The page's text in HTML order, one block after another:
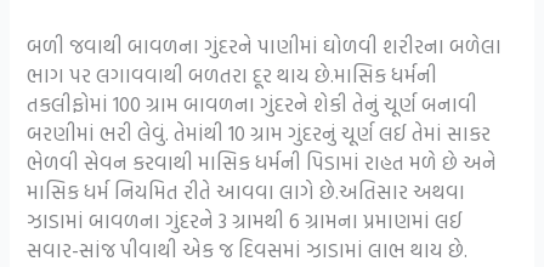
બળી જવાથી બાવળના ગુંદરને પાણીમાં ઘોળવી શરીરના બળેલા
ભાગ પર લગાવવાથી બળતરા દૂર થાય છે.માસિક ધર્મની
તકલીફોમાં 100 ગ્રામ બાવળના ગુંદરને શેકી તેનું ચૂર્ણ બનાવી
બરણીમાં ભરી લેવું. તેમાંથી 10 ગ્રામ ગુંદરનું ચૂર્ણ લઈ તેમાં સાકર
ભેળવી સેવન કરવાથી માસિક ધર્મની પિડામાં રાહત મળે છે અને
માસિક ધર્મ નિયમિત રીતે આવવા લાગે છે.અતિસાર અથવા
ઝાડામાં બાવળના ગુંદરને 3 ગ્રામથી 6 ગ્રામના પ્રમાણમાં લઈ
સવાર-સાંજ પીવાથી એક જ દિવસમાં ઝાડામાં લાભ થાય છે.